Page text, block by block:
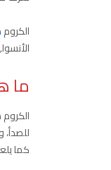
الكروم
ما
كما